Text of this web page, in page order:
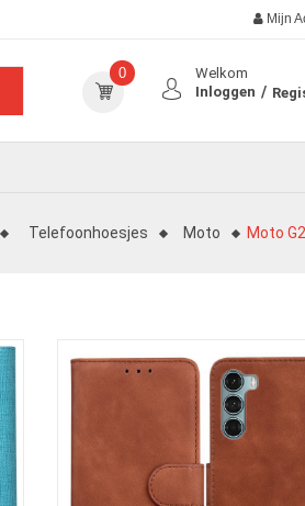
Mijn
Welkom
Inloggen
0
Telefoonhoesjes Moto Moto